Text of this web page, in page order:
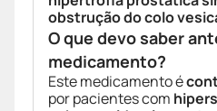
obstrução do colo
O que devo saber
medicamento?
Este medicamento é
por pacientes com